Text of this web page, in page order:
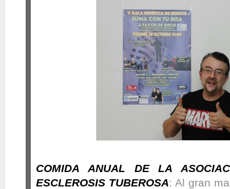
COMIDA ANUAL DE LA
ESCLEROSIS TUBEROSA: Al gran